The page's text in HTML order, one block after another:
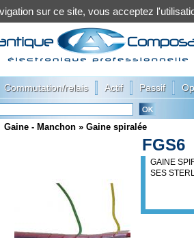
Commutation/relais Actif Passif
Gaine - Manchon » Gaine spiralée
FGS6
GAINE
SES
sur ce site, vous acceptez